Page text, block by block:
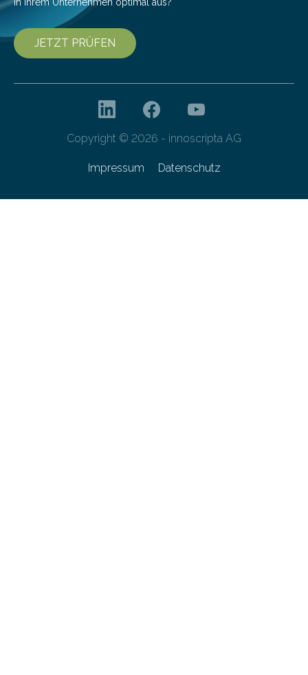
in Ihrem Unternehmen optimal aus?
JETZT PRÜFEN
Copyright © 2026 - innoscripta AG
Impressum Datenschutz